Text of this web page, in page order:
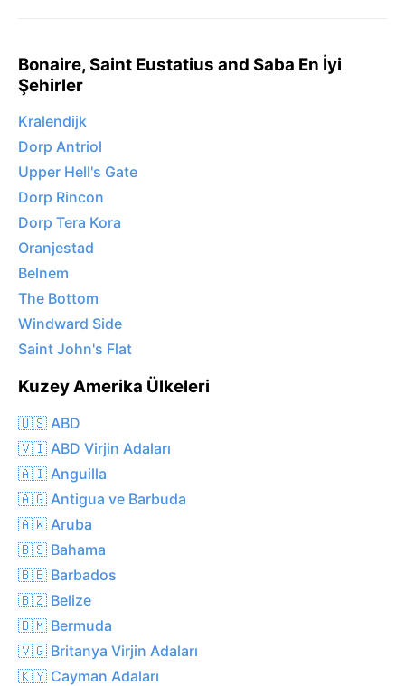
Bonaire, Saint Eustatius and Saba En İyi
Şehirler
Kralendijk
Dorp Antriol
Upper Hell's Gate
Dorp Rincon
Dorp Tera Kora
Oranjestad
Belnem
The Bottom
Windward Side
Saint John's Flat
Kuzey Amerika Ülkeleri
🇺🇸 ABD
🇻🇮 ABD Virjin Adaları
🇦🇮 Anguilla
🇦🇬 Antigua ve Barbuda
🇦🇼 Aruba
🇧🇸 Bahama
🇧🇧 Barbados
🇧🇿 Belize
🇧🇲 Bermuda
🇻🇬 Britanya Virjin Adaları
🇰🇾 Cayman Adaları